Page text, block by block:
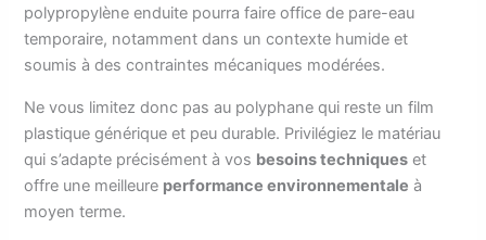
polypropylène enduite pourra faire office de pare-eau
temporaire, notamment dans un contexte humide et
soumis à des contraintes mécaniques modérées.
Ne vous limitez donc pas au polyphane qui reste un film
plastique générique et peu durable. Privilégiez le matériau
qui s’adapte précisément à vos besoins techniques et
offre une meilleure performance environnementale à
moyen terme.